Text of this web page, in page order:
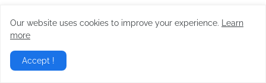
Lector Omnisciente (Novela) Capítulo 27
Our website uses cookies to improve your experience.
Learn
more
Accept !